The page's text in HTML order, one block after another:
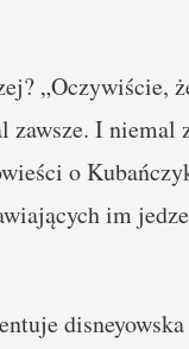
„Oczywiście,
zawsze. I niemal
o
im